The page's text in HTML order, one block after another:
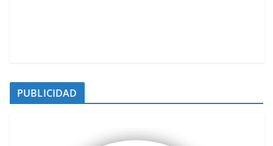
PUBLICIDAD